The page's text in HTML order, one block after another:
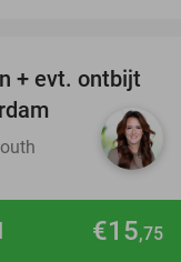
€15,75
51%
+ evt. ontbijt
9.5star
€85